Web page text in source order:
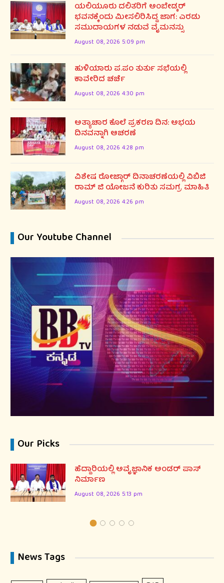
ಯಲಿಯೂರು ದಲಿತರಿಗೆ ಅಂಬೇಡ್ಕರ್
ಭವನಕ್ಕೆಂದು ಮೀಸಲಿರಿಸಿದ್ದ ಜಾಗ: ಎರಡು
ಸಮುದಾಯಗಳ ನಡುವೆ ವೈಮನಸ್ಸು
August 08, 2026 5:09 pm
ಹುಳಿಯಾರು ಪ.ಪಂ ತುರ್ತು ಸಭೆಯಲ್ಲಿ
ಕಾವೇರಿದ ಚರ್ಚೆ
August 08, 2026 4:30 pm
ಅತ್ಯಾಚಾರ ಕೊಲೆ ಪ್ರಕರಣ ದಿನ: ಅಭಯ
ದಿನವನ್ನಾಗಿ ಆಚರಣೆ
August 08, 2026 4:28 pm
ವಿಶೇಷ ರೋಜ್ಗಾರ್ ದಿನಾಚರಣೆಯಲ್ಲಿ ವಿಬಿಜಿ
ರಾಮ್ ಜಿ ಯೋಜನೆ ಕುರಿತು ಸಮಗ್ರ ಮಾಹಿತಿ
August 08, 2026 4:26 pm
Our Youtube Channel
Our Picks
ಹೆದ್ದಾರಿಯಲ್ಲಿ ಅವೈಜ್ಞಾನಿಕ ಅಂಡರ್ ಪಾಸ್
ನಿರ್ಮಾಣ
August 08, 2026 5:13 pm
News Tags